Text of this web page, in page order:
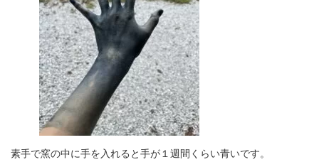
素手で窯の中に手を入れると手が１週間くらい青いです。